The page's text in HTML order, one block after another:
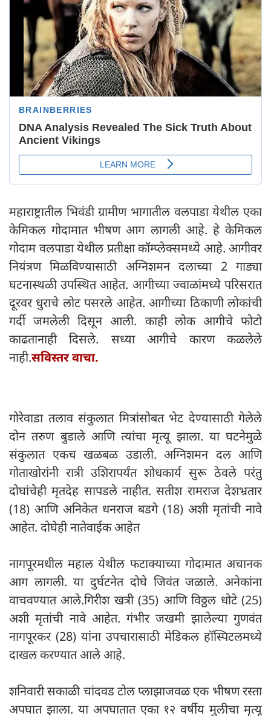
महाराष्ट्रातील भिवंडी ग्रामीण भागातील वलपाडा येथील एका
केमिकल गोदामात भीषण आग लागली आहे. हे केमिकल
गोदाम वलपाडा येथील प्रतीक्षा कॉम्प्लेक्समध्ये आहे. आगीवर
नियंत्रण मिळविण्यासाठी अग्निशमन दलाच्या 2 गाड्या
घटनास्थळी उपस्थित आहेत. आगीच्या ज्वाळांमध्ये परिसरात
दूरवर धुराचे लोट पसरले आहेत. आगीच्या ठिकाणी लोकांची
गर्दी जमलेली दिसून आली. काही लोक आगीचे फोटो
काढतानाही दिसले. सध्या आगीचे कारण कळलेले
नाही.सविस्तर वाचा.
गोरेवाडा तलाव संकुलात मित्रांसोबत भेट देण्यासाठी गेलेले
दोन तरुण बुडाले आणि त्यांचा मृत्यू झाला. या घटनेमुळे
संकुलात एकच खळबळ उडाली. अग्निशमन दल आणि
गोताखोरांनी रात्री उशिरापर्यंत शोधकार्य सुरू ठेवले परंतु
दोघांचेही मृतदेह सापडले नाहीत. सतीश रामराज देशभ्रतार
(18) आणि अनिकेत धनराज बडगे (18) अशी मृतांची नावे
आहेत. दोघेही नातेवाईक आहेत
नागपूरमधील महाल येथील फटाक्याच्या गोदामात अचानक
आग लागली. या दुर्घटनेत दोघे जिवंत जळाले. अनेकांना
वाचवण्यात आले.गिरीश खत्री (35) आणि विठ्ठल धोटे (25)
अशी मृतांची नावे आहेत. गंभीर जखमी झालेल्या गुणवंत
नागपूरकर (28) यांना उपचारासाठी मेडिकल हॉस्पिटलमध्ये
दाखल करण्यात आले आहे.
शनिवारी सकाळी चांदवड टोल प्लाझाजवळ एक भीषण रस्ता
अपघात झाला. या अपघातात एका १२ वर्षीय मुलीचा मृत्यू